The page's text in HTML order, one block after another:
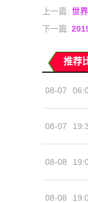
上一篇: 世
下一篇:
推荐
08-07
08-07
08-08
08-08